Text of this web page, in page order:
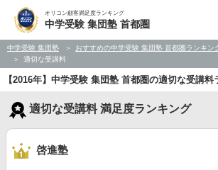
オリコン顧客満足度ランキング
中学受験 集団塾 首都圏
中学受験 集団塾 おすすめの中学受験 集団塾 首都圏ランキン
適切な受講料
【2016年】中学受験 集団塾 首都圏の適切な受講
適切な受講料 満足度ランキング
啓進塾